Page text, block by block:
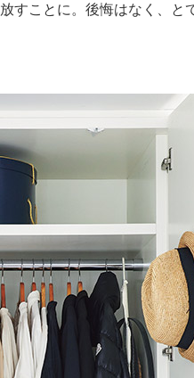
すことに。後悔はなく、と